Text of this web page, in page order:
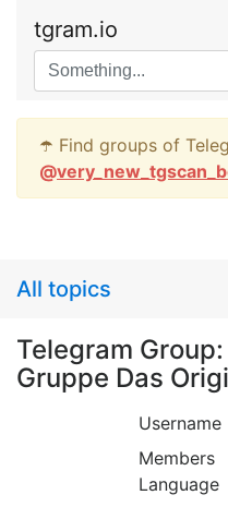
tgram.io
☂️ Find groups of
@
All topics
Telegram
Gruppe Das
Username
Members
Language